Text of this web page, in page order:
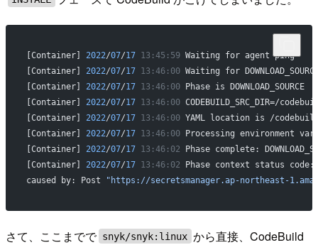
[Container] 2022/07/17 13:45:59 Waiting for agent ping
[Container] 2022/07/17 13:46:00 Waiting for
[Container] 2022/07/17 13:46:00 Phase is DOWNLOAD_SOURCE
[Container] 2022/07/17 13:46:00 CODEBUILD_SRC_DIR=/
[Container] 2022/07/17 13:46:00 YAML location is /
[Container] 2022/07/17 13:46:00 Processing environment
[Container] 2022/07/17 13:46:02 Phase complete:
[Container] 2022/07/17 13:46:02 Phase context status code:
caused by: Post
"https://secretsmanager.ap-northeast-
さて、ここまでで snyk/snyk:linux から直接、CodeBuild